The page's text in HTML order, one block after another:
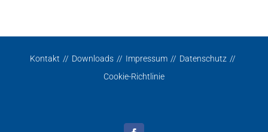
Kontakt Downloads Impressum
Datenschutz
Cookie-Richtlinie